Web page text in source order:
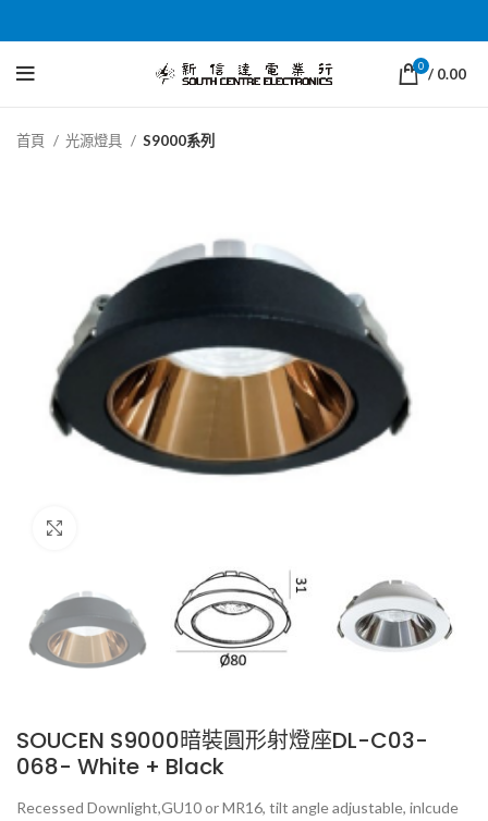
0 / 0.00
首頁 光源燈具 S9000系列
SOUCEN S9000暗裝圓形射燈座DL-C03-
068- White + Black
Recessed Downlight,GU10 or MR16, tilt angle adjustable, inlcude